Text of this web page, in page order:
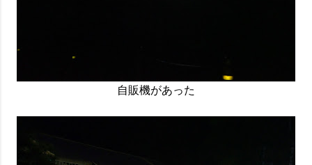
自販機があった